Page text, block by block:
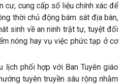
cư, cung cấp số liệu chính xác để
thời chủ động bám sát địa bàn,
sinh về an ninh trật tự, tuyệt đối
nóng hay vụ việc phức tạp ở cơ
lịch phối hợp với Ban Tuyên giáo
tuyên truyền sâu rộng nhằm